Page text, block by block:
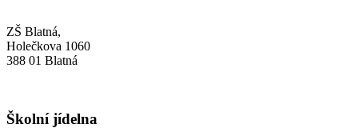
ZŠ Blatná,
Holečkova 1060
388 01 Blatná
Školní jídelna